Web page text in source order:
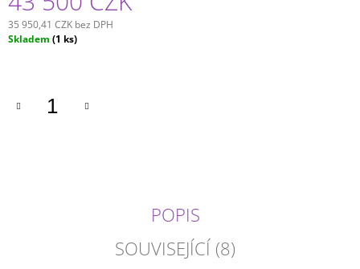
35 950,41 CZK bez DPH
Měrná
Skladem (1 ks)
POPIS
SOUVISEJÍCÍ (8)